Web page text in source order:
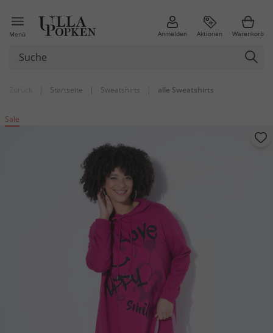
Menü Anmelden Aktionen Warenkorb
| Startseite | Sweatshirts | alle Sweatshirts
Sale